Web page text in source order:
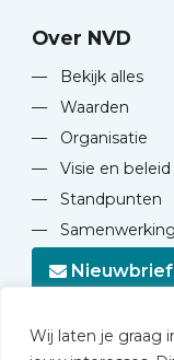
Wij laten je graag
Over NVD
—
Bekijk alles
—
Waarden
—
Organisatie
—
Visie en beleid
—
Standpunten
—
Nieuwbrief